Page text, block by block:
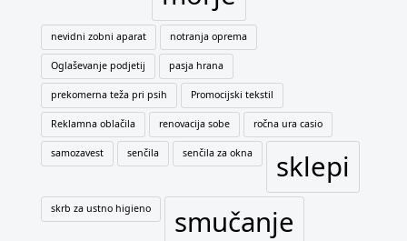
nevidni zobni aparat notranja oprema
Oglaševanje podjetij pasja hrana
prekomerna teža pri psih Promocijski tekstil
Reklamna oblačila renovacija sobe ročna ura casio
samozavest senčila senčila za okna sklepi
skrb za ustno higieno smučanje